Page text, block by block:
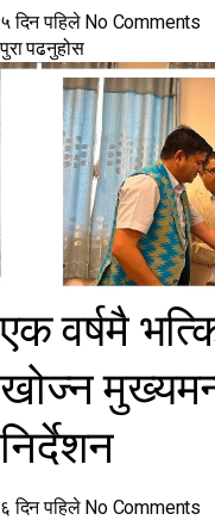
५ दिन पहिले No Comments
पुरा पढनुहोस
एक वर्षमै
खोज्न
निर्देशन
६ दिन पहिले No Comments